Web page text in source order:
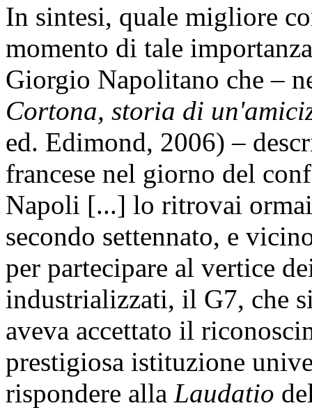
In sintesi, quale migliore
momento di tale
Giorgio Napolitano che –
Cortona, storia di
ed. Edimond, 2006) –
francese nel giorno del
Napoli [...] lo ritrovai
secondo settennato, e
per partecipare al vertice
industrializzati, il G7, che
aveva accettato il
prestigiosa istituzione
rispondere alla Laudatio